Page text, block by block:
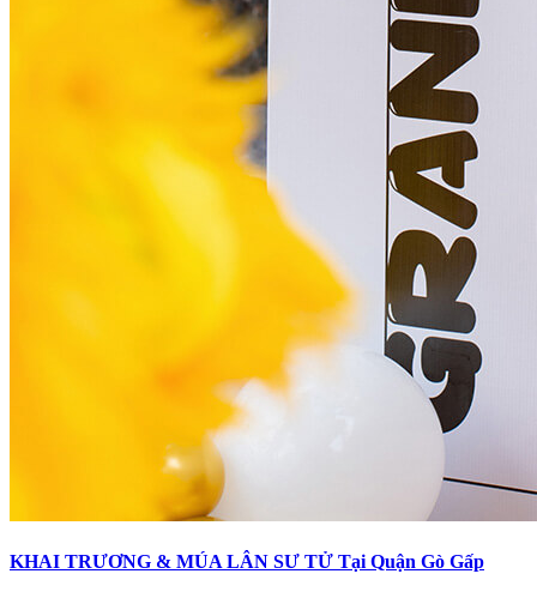
KHAI TRƯƠNG & MÚA LÂN SƯ TỬ Tại Quận Gò Gấp